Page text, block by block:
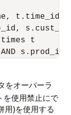
t.time_id,
times t
をオーバーラ
を使用禁止にで
用)を使用する